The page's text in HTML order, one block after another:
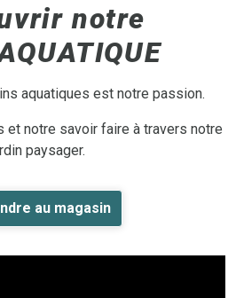
notre
aquatiques est notre passion.
et notre savoir faire à travers notre
paysager.
au magasin